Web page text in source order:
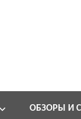
ОБЗОРЫ И